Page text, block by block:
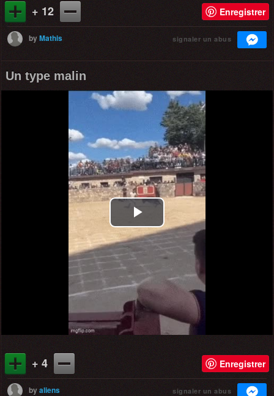
+ 12 Enregistrer
byMathis signaler un abus
Un type malin
Play
Video
+ 4 Enregistrer
byaliens signaler un abus